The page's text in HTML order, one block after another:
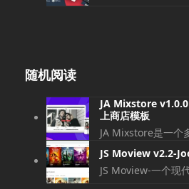
随机阅读
JA Mixstore
上商店模板
JA Mixstore是一个
JS Moview v2.2-
JS Moview-一个现